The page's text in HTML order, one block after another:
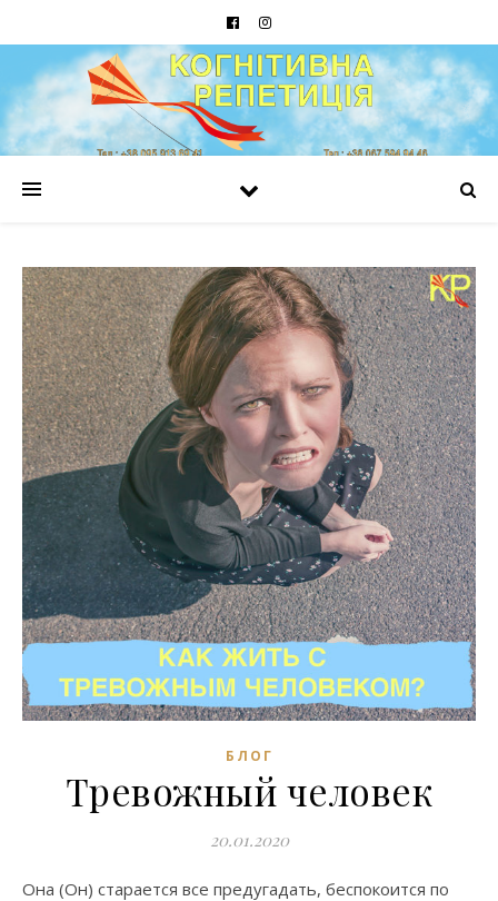
БЛОГ
Тревожный человек
20.01.2020
Она (Он) старается все предугадать, беспокоится по